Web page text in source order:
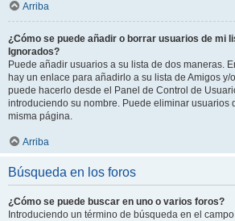
Arriba
¿Cómo se puede añadir o borrar usuarios de mi
Ignorados?
Puede añadir usuarios a su lista de dos maneras.
hay un enlace para añadirlo a su lista de Amigos y/
puede hacerlo desde el Panel de Control de
introduciendo su nombre. Puede eliminar usuarios
misma página.
Arriba
Búsqueda en los foros
¿Cómo se puede buscar en uno o varios foros?
Introduciendo un término de búsqueda en el